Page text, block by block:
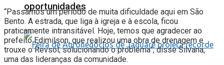
oportunidades
“Passamos um período de muita dificuldade aqui em São
Bento. A estrada, que liga à igreja e à escola, ficou
praticamente intransitável. Hoje, temos que agradecer ao
prefeito Edimilson, que realizou uma obra de drenagem e
trouxe o Revsol, solucionando o problema”, disse Silvana,
uma das lideranças da comunidade.